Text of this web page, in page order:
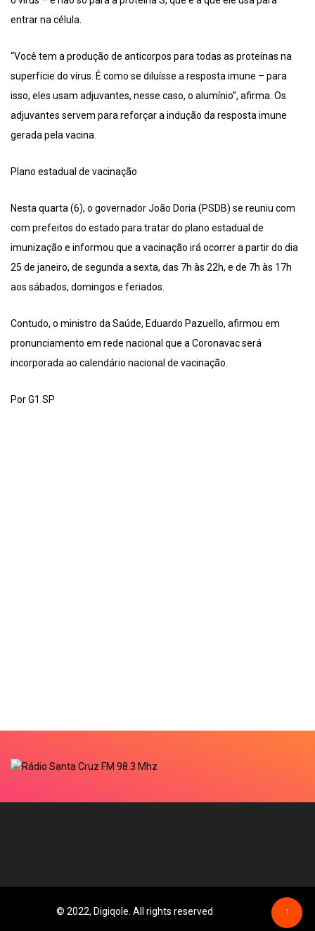
entrar na célula.
“Você tem a produção de anticorpos para todas as proteínas na
superfície do vírus. É como se diluísse a resposta imune – para
isso, eles usam adjuvantes, nesse caso, o alumínio”, afirma. Os
adjuvantes servem para reforçar a indução da resposta imune
gerada pela vacina.
Plano estadual de vacinação
Nesta quarta (6), o governador João Doria (PSDB) se reuniu com
com prefeitos do estado para tratar do plano estadual de
imunização e informou que a vacinação irá ocorrer a partir do dia
25 de janeiro, de segunda a sexta, das 7h às 22h, e de 7h às 17h
aos sábados, domingos e feriados.
Contudo, o ministro da Saúde, Eduardo Pazuello, afirmou em
pronunciamento em rede nacional que a Coronavac será
incorporada ao calendário nacional de vacinação.
Por G1 SP
© 2022, Digiqole. All rights reserved ↑